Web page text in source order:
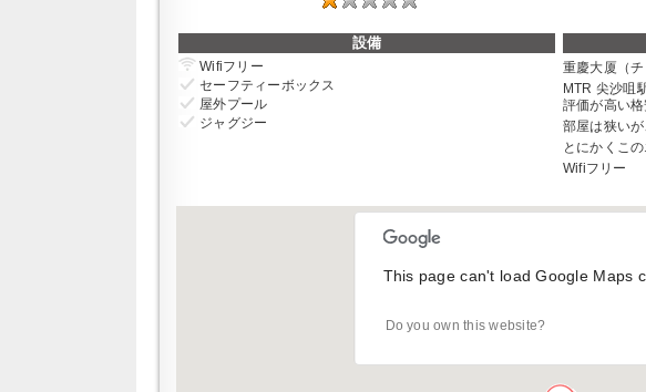
設備
Wifiフリー
セーフティーボックス
屋外プール
ジャグジー
重慶大厦（チ
MTR 尖沙咀
評価が高い
部屋は狭い
とにかくこ
Wifiフリー
This page can't load Google Maps
Do you own this website?